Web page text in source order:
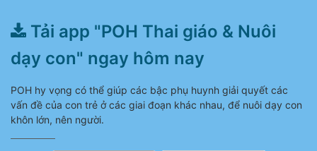
Tải app "POH Thai giáo & Nuôi
dạy con" ngay hôm nay
POH hy vọng có thể giúp các bậc phụ huynh giải quyết các
vấn đề của con trẻ ở các giai đoạn khác nhau, để nuôi dạy con
khôn lớn, nên người.